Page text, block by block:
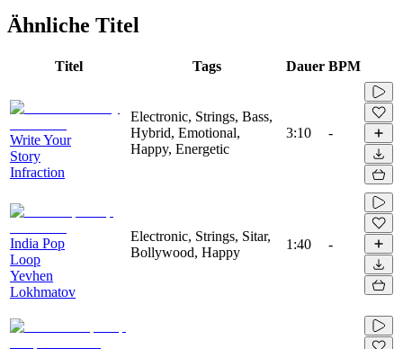
Ähnliche Titel
Titel Tags Dauer BPM
Write Your
Story
Infraction
Electronic, Strings, Bass,
Hybrid, Emotional,
Happy, Energetic
3:10 -
India Pop
Loop
Yevhen
Lokhmatov
Electronic, Strings, Sitar,
Bollywood, Happy
1:40 -